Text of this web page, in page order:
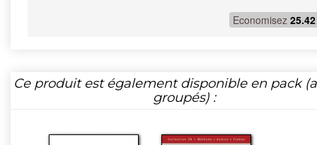
Economisez 25.42
Ce produit est également disponible en pack
groupés) :